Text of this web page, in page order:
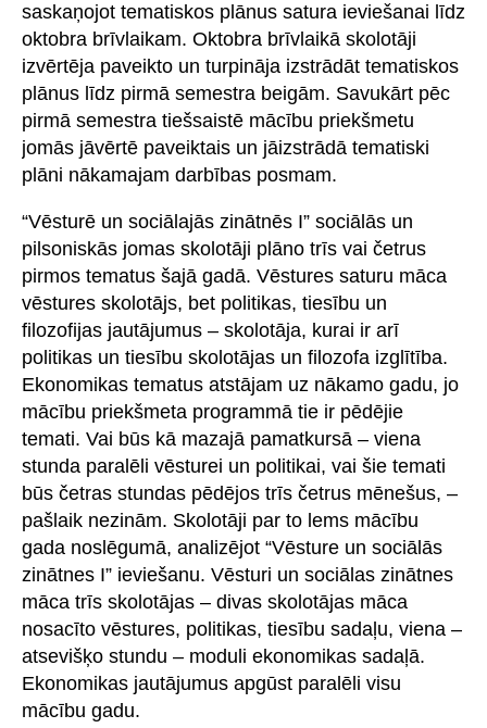
saskaņojot tematiskos plānus satura ieviešanai līdz
oktobra brīvlaikam. Oktobra brīvlaikā skolotāji
izvērtēja paveikto un turpināja izstrādāt tematiskos
plānus līdz pirmā semestra beigām. Savukārt pēc
pirmā semestra tiešsaistē mācību priekšmetu
jomās jāvērtē paveiktais un jāizstrādā tematiski
plāni nākamajam darbības posmam.
“Vēsturē un sociālajās zinātnēs I” sociālās un
pilsoniskās jomas skolotāji plāno trīs vai četrus
pirmos tematus šajā gadā. Vēstures saturu māca
vēstures skolotājs, bet politikas, tiesību un
filozofijas jautājumus – skolotāja, kurai ir arī
politikas un tiesību skolotājas un filozofa izglītība.
Ekonomikas tematus atstājam uz nākamo gadu, jo
mācību priekšmeta programmā tie ir pēdējie
temati. Vai būs kā mazajā pamatkursā – viena
stunda paralēli vēsturei un politikai, vai šie temati
būs četras stundas pēdējos trīs četrus mēnešus, –
pašlaik nezinām. Skolotāji par to lems mācību
gada noslēgumā, analizējot “Vēsture un sociālās
zinātnes I” ieviešanu. Vēsturi un sociālas zinātnes
māca trīs skolotājas – divas skolotājas māca
nosacīto vēstures, politikas, tiesību sadaļu, viena –
atsevišķo stundu – moduli ekonomikas sadaļā.
Ekonomikas jautājumus apgūst paralēli visu
mācību gadu.